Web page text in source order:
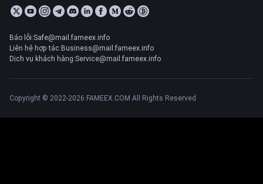
Báo lỗi:Safe@mail.fameex.info
Liên hệ hợp tác:Business@mail.fameex.info
Dịch vụ khách hàng:Service@mail.fameex.info
Copyright © 2022-2026 FAMEEX.COM All Rights Reserved